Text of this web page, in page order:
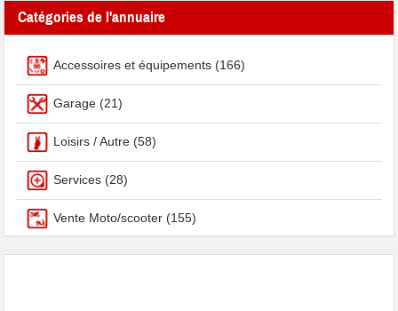
Catégories de l'annuaire
Accessoires et équipements (166)
Garage (21)
Loisirs / Autre (58)
Services (28)
Vente Moto/scooter (155)